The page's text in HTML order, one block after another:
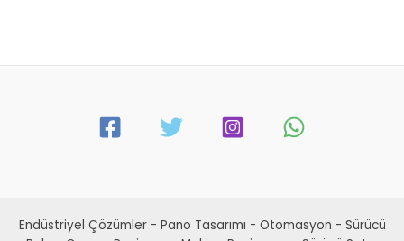
Endüstriyel Çözümler - Pano Tasarımı - Otomasyon - Sürücü